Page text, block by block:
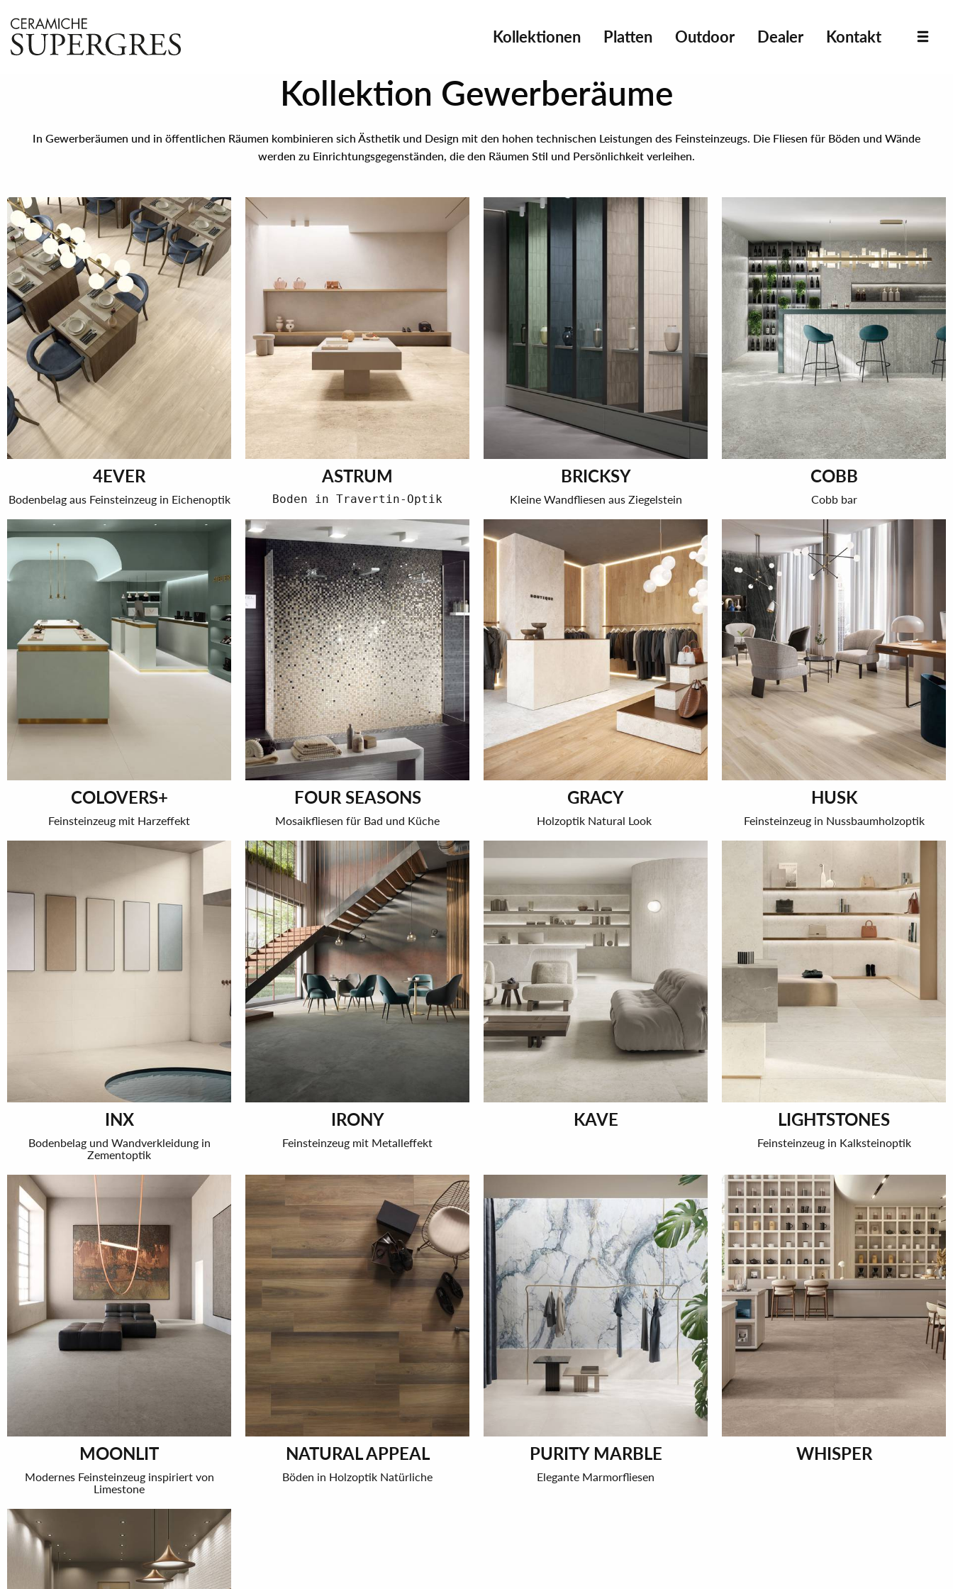
Kollektionen Platten Outdoor Dealer Kontakt
Kollektion Gewerberäume
In Gewerberäumen und in öffentlichen Räumen kombinieren sich Ästhetik und Design mit den hohen technischen Leistungen des Feinsteinzeugs. Die Fliesen für Böden und Wände
werden zu Einrichtungsgegenständen, die den Räumen Stil und Persönlichkeit verleihen.
4EVER
Bodenbelag aus Feinsteinzeug in Eichenoptik
ASTRUM
Boden in Travertin-Optik
BRICKSY
Kleine Wandfliesen aus Ziegelstein
COBB
Cobb bar
COLOVERS+
Feinsteinzeug mit Harzeffekt
FOUR SEASONS
Mosaikfliesen für Bad und Küche
GRACY
Holzoptik Natural Look
HUSK
Feinsteinzeug in Nussbaumholzoptik
INX
Bodenbelag und Wandverkleidung in
Zementoptik
IRONY
Feinsteinzeug mit Metalleffekt
KAVE LIGHTSTONES
Feinsteinzeug in Kalksteinoptik
MOONLIT
Modernes Feinsteinzeug inspiriert von
Limestone
NATURAL APPEAL
Böden in Holzoptik Natürliche
PURITY MARBLE
Elegante Marmorfliesen
WHISPER